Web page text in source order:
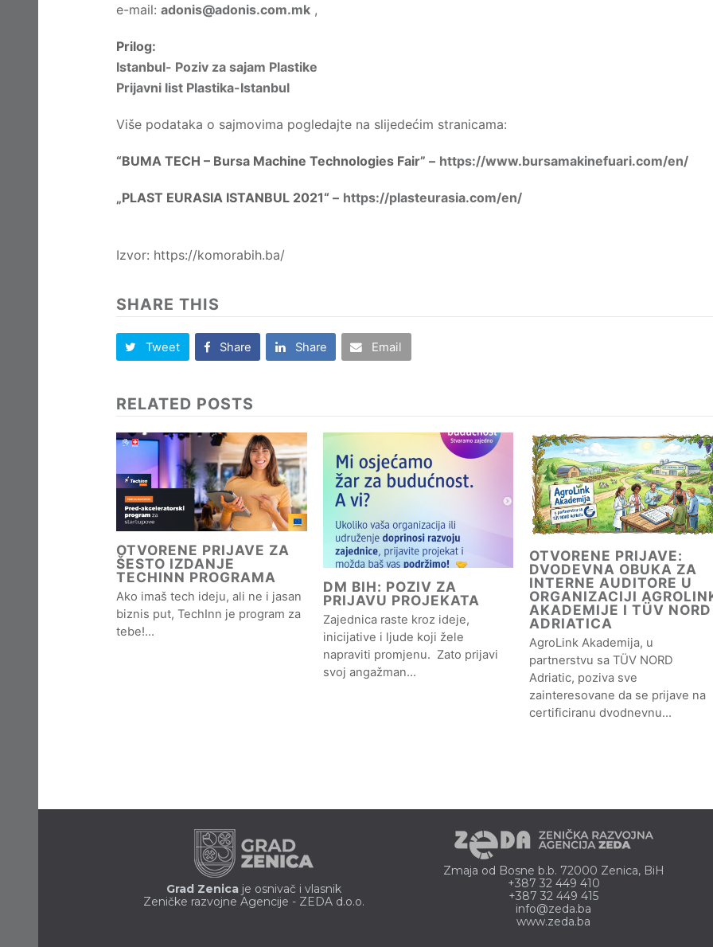
e-mail: adonis@adonis.com.mk ,
Prilog:
Istanbul- Poziv za sajam Plastike
Prijavni list Plastika-Istanbul
Više podataka o sajmovima pogledajte na slijedećim stranicama:
“BUMA TECH – Bursa Machine Technologies Fair” – https://www.bursamakinefuari.com/en/
„PLAST EURASIA ISTANBUL 2021“ – https://plasteurasia.com/en/
Izvor: https://komorabih.ba/
SHARE THIS
Tweet Share Share Email
RELATED POSTS
OTVORENE PRIJAVE ZA
ŠESTO IZDANJE
TECHINN PROGRAMA
Ako imaš tech ideju, ali ne i jasan
biznis put, TechInn je program za
tebe!…
DM BIH: POZIV ZA
PRIJAVU PROJEKATA
Zajednica raste kroz ideje,
inicijative i ljude koji žele
napraviti promjenu. Zato prijavi
svoj angažman…
OTVORENE PRIJAVE:
DVODEVNA OBUKA ZA
INTERNE AUDITORE U
ORGANIZACIJI
AKADEMIJE I TÜV NORD
ADRIATICA
AgroLink Akademija, u
partnerstvu sa TÜV NORD
Adriatic, poziva sve
zainteresovane da se prijave na
certificiranu dvodnevnu…
Grad Zenica je osnivač i vlasnik
Zeničke razvojne Agencije - ZEDA d.o.o.
Zmaja od Bosne b.b. 72000 Zenica, BiH
+387 32 449 410
+387 32 449 415
info@zeda.ba
www.zeda.ba